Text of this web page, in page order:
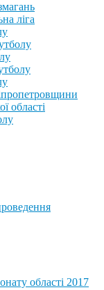
ліга
області
області 2017